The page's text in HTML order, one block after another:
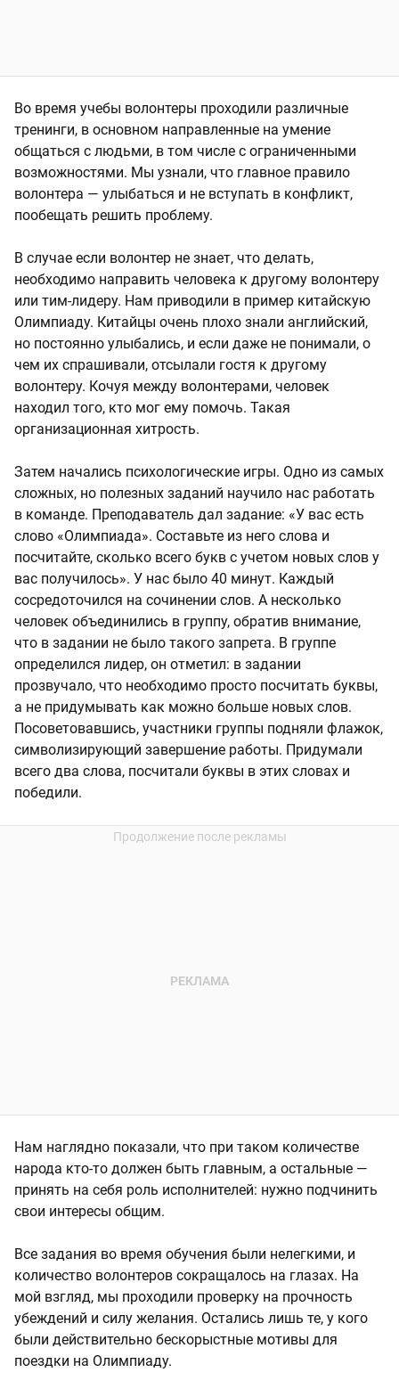
Во время учебы волонтеры проходили различные
тренинги, в основном направленные на умение
общаться с людьми, в том числе с ограниченными
возможностями. Мы узнали, что главное правило
волонтера — улыбаться и не вступать в конфликт,
пообещать решить проблему.
В случае если волонтер не знает, что делать,
необходимо направить человека к другому волонтеру
или тим-лидеру. Нам приводили в пример китайскую
Олимпиаду. Китайцы очень плохо знали английский,
но постоянно улыбались, и если даже не понимали, о
чем их спрашивали, отсылали гостя к другому
волонтеру. Кочуя между волонтерами, человек
находил того, кто мог ему помочь. Такая
организационная хитрость.
Затем начались психологические игры. Одно из самых
сложных, но полезных заданий научило нас работать
в команде. Преподаватель дал задание: «У вас есть
слово «Олимпиада». Составьте из него слова и
посчитайте, сколько всего букв с учетом новых слов у
вас получилось». У нас было 40 минут. Каждый
сосредоточился на сочинении слов. А несколько
человек объединились в группу, обратив внимание,
что в задании не было такого запрета. В группе
определился лидер, он отметил: в задании
прозвучало, что необходимо просто посчитать буквы,
а не придумывать как можно больше новых слов.
Посоветовавшись, участники группы подняли флажок,
символизирующий завершение работы. Придумали
всего два слова, посчитали буквы в этих словах и
победили.
Нам наглядно показали, что при таком количестве
народа кто-то должен быть главным, а остальные —
принять на себя роль исполнителей: нужно подчинить
свои интересы общим.
Все задания во время обучения были нелегкими, и
количество волонтеров сокращалось на глазах. На
мой взгляд, мы проходили проверку на прочность
убеждений и силу желания. Остались лишь те, у кого
были действительно бескорыстные мотивы для
поездки на Олимпиаду.